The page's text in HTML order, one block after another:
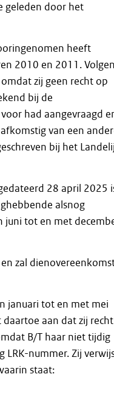
geleden door het
heeft
2010 en 2011.
zij geen recht op
bij de
had aangevraagd
van een
bij het
28 april 2025
alsnog
juni tot en met
zal
januari tot en met mei
aan dat zij recht
B/T haar niet tijdig
nummer. Zij
staat: